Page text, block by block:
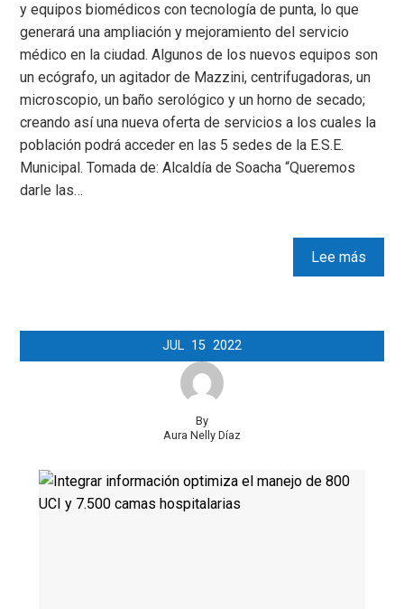
y equipos biomédicos con tecnología de punta, lo que
generará una ampliación y mejoramiento del servicio
médico en la ciudad. Algunos de los nuevos equipos son
un ecógrafo, un agitador de Mazzini, centrifugadoras, un
microscopio, un baño serológico y un horno de secado;
creando así una nueva oferta de servicios a los cuales la
población podrá acceder en las 5 sedes de la E.S.E.
Municipal. Tomada de: Alcaldía de Soacha “Queremos
darle las…
Lee más
JUL 15 2022
By
Aura Nelly Díaz